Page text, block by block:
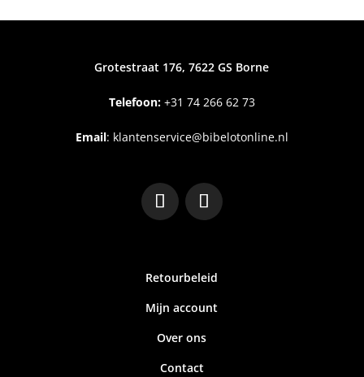
Grotestraat 176, 7622 GS Borne
Telefoon:+31 74 266 62 73
Email: klantenservice@bibelotonline.nl
Retourbeleid
Mijn account
Over ons
Contact